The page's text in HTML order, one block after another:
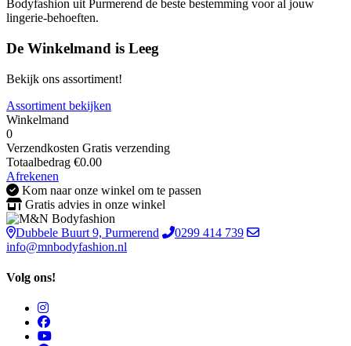
Bodyfashion uit Purmerend de beste bestemming voor al jouw
lingerie-behoeften.
De Winkelmand is Leeg
Bekijk ons assortiment!
Assortiment bekijken
Winkelmand
0
Verzendkosten Gratis verzending
Totaalbedrag €0.00
Afrekenen
Kom naar onze winkel om te passen
Gratis advies in onze winkel
Dubbele Buurt 9, Purmerend
0299 414 739
info@mnbodyfashion.nl
Volg ons!